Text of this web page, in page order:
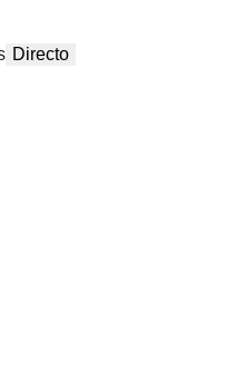
Directo